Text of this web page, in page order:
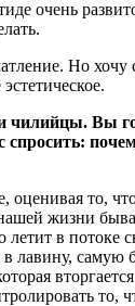
очень
Но хочу
Вы
спросить:
оценивая то,
жизни
в потоке
лавину, самую
то,